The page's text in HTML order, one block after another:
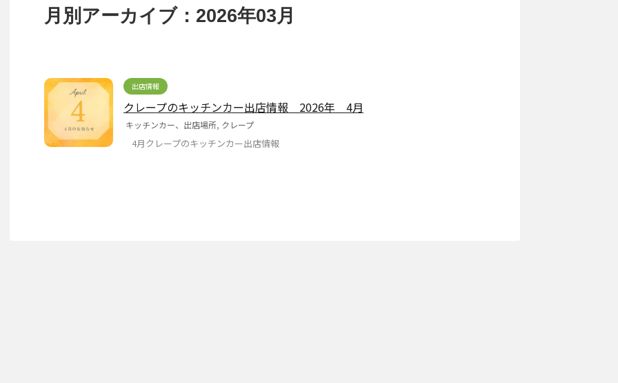
月別アーカイブ：2026年03月
出店情報
クレープのキッチンカー出店情報 2026年 4月
キッチンカー、出店場所, クレープ
4月クレープのキッチンカー出店情報